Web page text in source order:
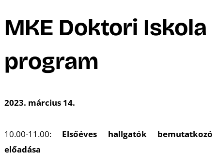
MKE Doktori Iskola
program
2023. március 14.
10.00-11.00: Elsőéves hallgatók bemutatkozó
előadása